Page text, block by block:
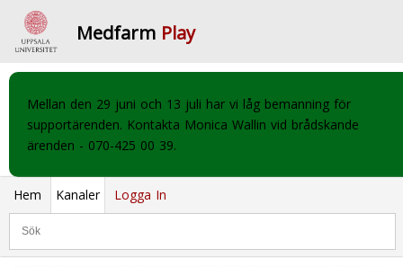
Medfarm Play
Mellan den 29 juni och 13 juli har vi låg bemanning för
supportärenden. Kontakta Monica Wallin vid brådskande
ärenden - 070-425 00 39.
Hem Kanaler Logga In